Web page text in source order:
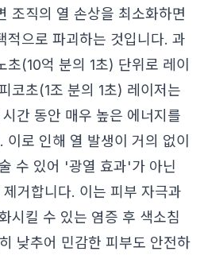
조직의 열 손상을 최소화하면
적으로 파괴하는 것입니다. 과
(10억 분의 1초) 단위로 레이
코초(1조 분의 1초) 레이저는
간 동안 매우 높은 에너지를
로 인해 열 발생이 거의 없이
수 있어 '광열 효과'가 아닌
거합니다. 이는 피부 자극과
시킬 수 있는 염증 후 색소침
낮추어 민감한 피부도 안전하